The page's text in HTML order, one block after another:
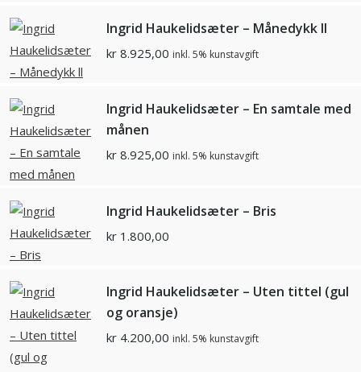
Ingrid Haukelidsæter – Månedykk ll
kr 8.925,00 inkl. 5% kunstavgift
Ingrid Haukelidsæter – En samtale med
månen
kr 8.925,00 inkl. 5% kunstavgift
Ingrid Haukelidsæter – Bris
kr 1.800,00
Ingrid Haukelidsæter – Uten tittel (gul
og oransje)
kr 4.200,00 inkl. 5% kunstavgift